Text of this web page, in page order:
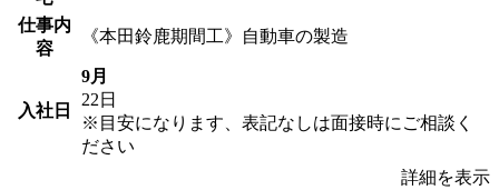
仕事内
容
《本田鈴鹿期間工》自動車の製造
入社日
9月
22日
※目安になります、表記なしは面接時にご相談く
ださい
詳細を表示